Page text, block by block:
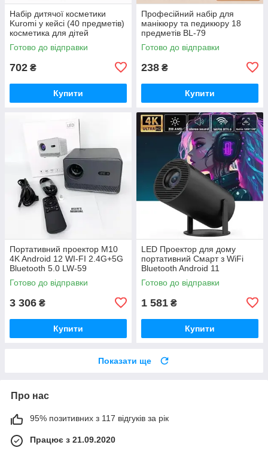
Набір дитячої косметики
Kuromi у кейсі (40 предметів)
косметика для дітей
косметика дитяча DI-63
Готово до відправки
702 ₴
Купити
Професійний набір для
манікюру та педикюру 18
предметів BL-79
Готово до відправки
238 ₴
Купити
Портативний проектор M10
4K Android 12 WI-FI 2.4G+5G
Bluetooth 5.0 LW-59
Готово до відправки
3 306 ₴
Купити
LED Проектор для дому
портативний Смарт з WiFi
Bluetooth Android 11
1280х720р Black EA-84
Готово до відправки
1 581 ₴
Купити
Показати ще
Про нас
95% позитивних з 117 відгуків за рік
Працює з 21.09.2020